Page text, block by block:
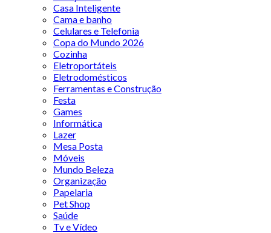
Casa Inteligente
Cama e banho
Celulares e Telefonia
Copa do Mundo 2026
Cozinha
Eletroportáteis
Eletrodomésticos
Ferramentas e Construção
Festa
Games
Informática
Lazer
Mesa Posta
Móveis
Mundo Beleza
Organização
Papelaria
Pet Shop
Saúde
Tv e Vídeo